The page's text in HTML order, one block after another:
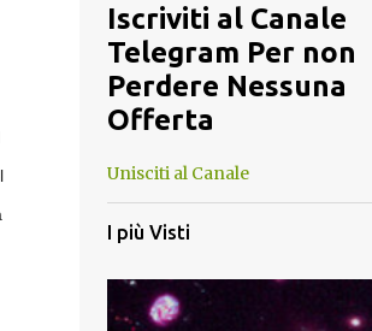
Iscriviti al Canale
Telegram Per non
Perdere Nessuna
Offerta
Unisciti al Canale
I più Visti